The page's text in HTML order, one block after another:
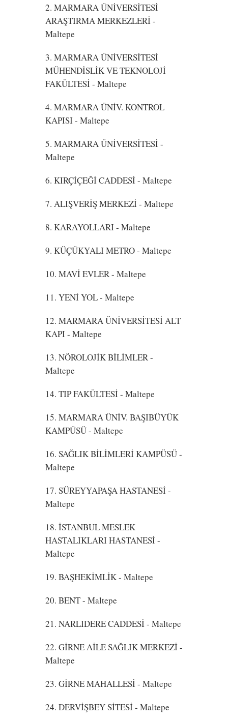
2. MARMARA ÜNİVERSİTESİ
ARAŞTIRMA MERKEZLERİ-
Maltepe
3. MARMARA ÜNİVERSİTESİ
MÜHENDİSLİK VE TEKNOLOJİ
FAKÜLTESİ- Maltepe
4. MARMARA ÜNİV. KONTROL
KAPISI- Maltepe
5. MARMARA ÜNİVERSİTESİ-
Maltepe
6. KIRÇİÇEĞİ CADDESİ- Maltepe
7. ALIŞVERİŞ MERKEZİ- Maltepe
8. KARAYOLLARI- Maltepe
9. KÜÇÜKYALI METRO- Maltepe
10. MAVİ EVLER- Maltepe
11. YENİ YOL- Maltepe
12. MARMARA ÜNİVERSİTESİ ALT
KAPI- Maltepe
13. NÖROLOJİK BİLİMLER-
Maltepe
14. TIP FAKÜLTESİ- Maltepe
15. MARMARA ÜNİV. BAŞIBÜYÜK
KAMPÜSÜ- Maltepe
16. SAĞLIK BİLİMLERİ KAMPÜSÜ-
Maltepe
17. SÜREYYAPAŞA HASTANESİ-
Maltepe
18. İSTANBUL MESLEK
HASTALIKLARI HASTANESİ-
Maltepe
19. BAŞHEKİMLİK- Maltepe
20. BENT- Maltepe
21. NARLIDERE CADDESİ- Maltepe
22. GİRNE AİLE SAĞLIK MERKEZİ-
Maltepe
23. GİRNE MAHALLESİ- Maltepe
24. DERVİŞBEY SİTESİ- Maltepe